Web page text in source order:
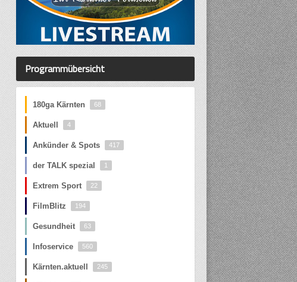
Programmübersicht
180ga Kärnten 68
Aktuell 4
Ankünder & Spots 417
der TALK spezial 1
Extrem Sport 22
FilmBlitz 194
Gesundheit 63
Infoservice 560
Kärnten.aktuell 245